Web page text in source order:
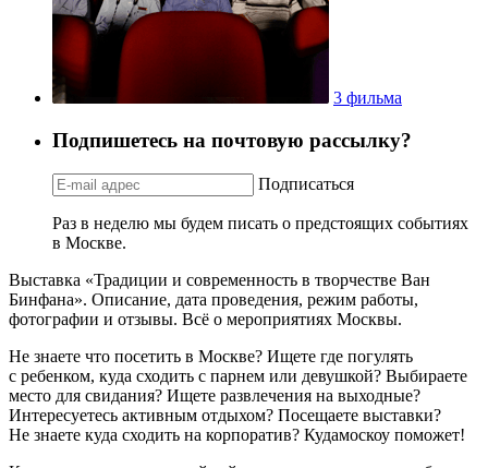
3 фильма
Подпишетесь на почтовую рассылку?
Подписаться
Раз в неделю мы будем писать о предстоящих событиях
в Москве.
Выставка «Традиции и современность в творчестве Ван
Бинфана». Описание, дата проведения, режим работы,
фотографии и отзывы. Всё о мероприятиях Москвы.
Не знаете что посетить в Москве? Ищете где погулять
с ребенком, куда сходить с парнем или девушкой? Выбираете
место для свидания? Ищете развлечения на выходные?
Интересуетесь активным отдыхом? Посещаете выставки?
Не знаете куда сходить на корпоратив? Кудамоскоу поможет!